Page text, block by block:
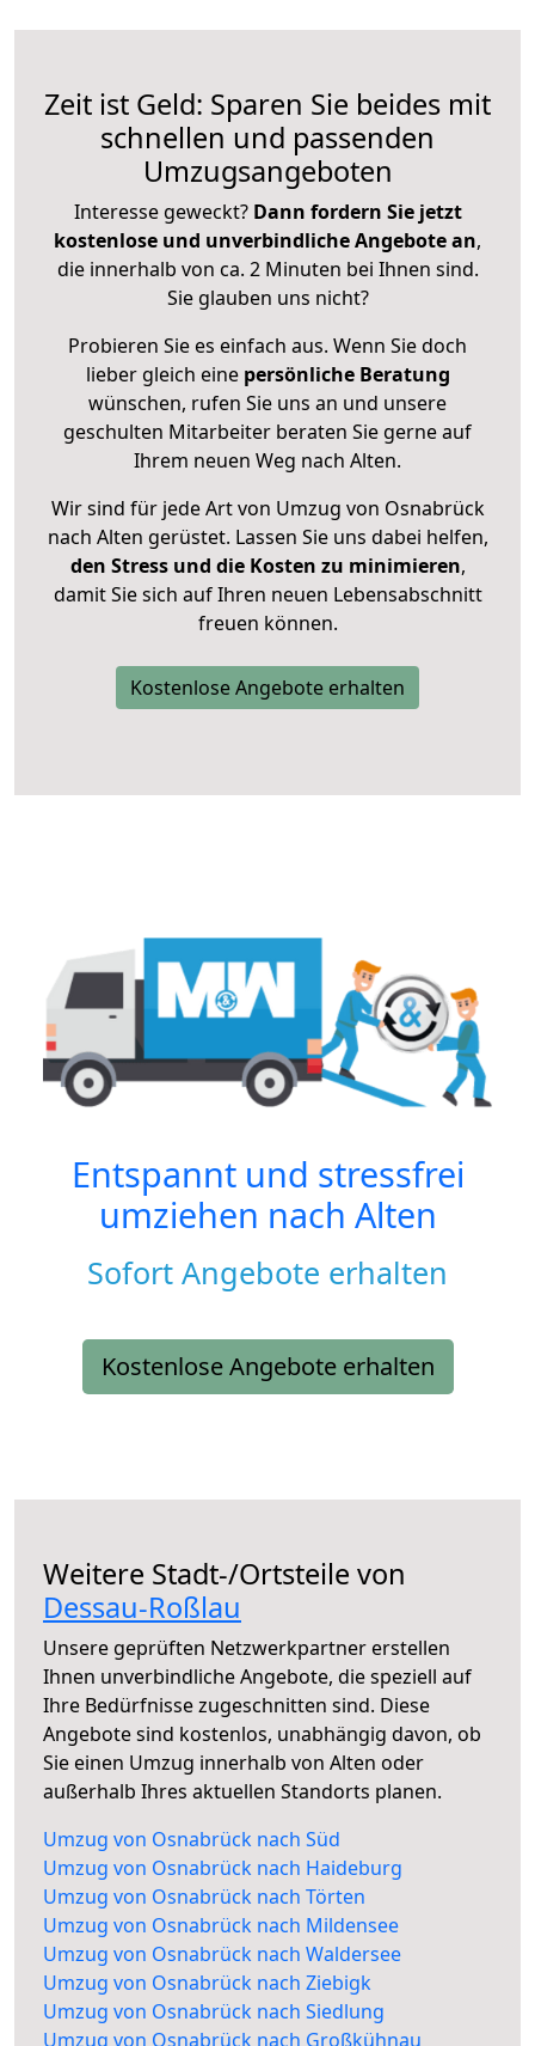
Zeit ist Geld: Sparen Sie beides mit
schnellen und passenden
Umzugsangeboten
Interesse geweckt? Dann fordern Sie jetzt
kostenlose und unverbindliche Angebote an,
die innerhalb von ca. 2 Minuten bei Ihnen sind.
Sie glauben uns nicht?
Probieren Sie es einfach aus. Wenn Sie doch
lieber gleich eine persönliche Beratung
wünschen, rufen Sie uns an und unsere
geschulten Mitarbeiter beraten Sie gerne auf
Ihrem neuen Weg nach Alten.
Wir sind für jede Art von Umzug von Osnabrück
nach Alten gerüstet. Lassen Sie uns dabei helfen,
den Stress und die Kosten zu minimieren,
damit Sie sich auf Ihren neuen Lebensabschnitt
freuen können.
Kostenlose Angebote erhalten
Entspannt und stressfrei
umziehen nach Alten
Sofort Angebote erhalten
Kostenlose Angebote erhalten
Weitere Stadt-/Ortsteile von
Dessau-Roßlau
Unsere geprüften Netzwerkpartner erstellen
Ihnen unverbindliche Angebote, die speziell auf
Ihre Bedürfnisse zugeschnitten sind. Diese
Angebote sind kostenlos, unabhängig davon, ob
Sie einen Umzug innerhalb von Alten oder
außerhalb Ihres aktuellen Standorts planen.
Umzug von Osnabrück nach Süd
Umzug von Osnabrück nach Haideburg
Umzug von Osnabrück nach Törten
Umzug von Osnabrück nach Mildensee
Umzug von Osnabrück nach Waldersee
Umzug von Osnabrück nach Ziebigk
Umzug von Osnabrück nach Siedlung
Umzug von Osnabrück nach Großkühnau